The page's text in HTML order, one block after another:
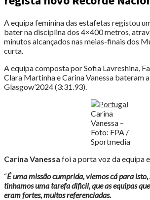
A equipa feminina das estafetas registou
bater na disciplina dos 4×400 metros,
minutos alcançados nas meias-finais dos
curta.
A equipa composta por Sofia Lavreshina,
Clara Martinha e Carina Vanessa bateram
Glasgow’2024 (3:31.93).
Carina
Vanessa –
Foto: FPA /
Sportmedia
Carina Vanessa foi a porta voz da equipa
“É uma missão cumprida, viemos cá para isto,
tinhamos uma tarefa dificil, que as equipas
eram fortes, muitos referenciadas.